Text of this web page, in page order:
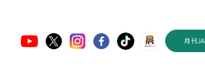
月刊JA